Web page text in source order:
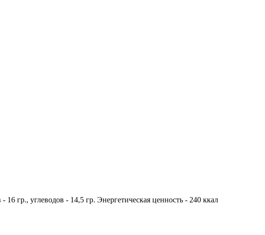
гр., углеводов - 14,5 гр. Энергетическая ценность - 240 ккал